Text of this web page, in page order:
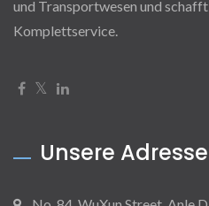
und Transportwesen und
Komplettservice.
Unsere Adresse